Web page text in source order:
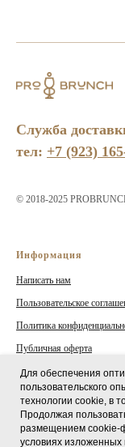
Служба
тел: +7 (923)
© 2018-2025
Информация
Написать нам
Пользовательское
Политика
Публичная оферта
Политика Cookies
Для обеспечения
пользовательского
технологии cookie, в
Продолжая
размещением cookie-
условиях изложенных